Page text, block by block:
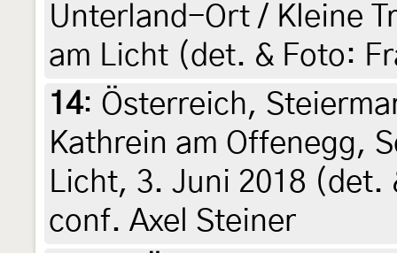
Unterland-Ort / Kleine
am Licht (det. & Foto:
14: Österreich,
Kathrein am Offenegg,
Licht, 3. Juni 2018
conf. Axel Steiner